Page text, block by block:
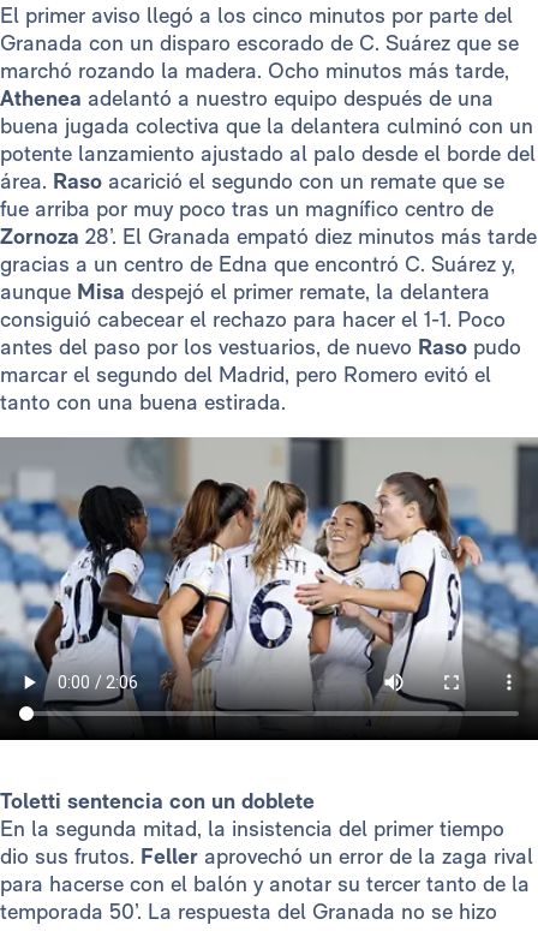
El primer aviso llegó a los cinco minutos por parte del
Granada con un disparo escorado de C. Suárez que se
marchó rozando la madera. Ocho minutos más tarde,
Athenea adelantó a nuestro equipo después de una
buena jugada colectiva que la delantera culminó con un
potente lanzamiento ajustado al palo desde el borde del
área. Raso acarició el segundo con un remate que se
fue arriba por muy poco tras un magnífico centro de
Zornoza 28’. El Granada empató diez minutos más tarde
gracias a un centro de Edna que encontró C. Suárez y,
aunque Misa despejó el primer remate, la delantera
consiguió cabecear el rechazo para hacer el 1-1. Poco
antes del paso por los vestuarios, de nuevo Raso pudo
marcar el segundo del Madrid, pero Romero evitó el
tanto con una buena estirada.
Toletti sentencia con un doblete
En la segunda mitad, la insistencia del primer tiempo
dio sus frutos. Feller aprovechó un error de la zaga rival
para hacerse con el balón y anotar su tercer tanto de la
temporada 50’. La respuesta del Granada no se hizo